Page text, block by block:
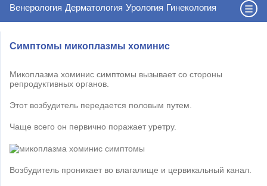
Венерология Дерматология Урология Гинекология
Симптомы микоплазмы хоминис
Микоплазма хоминис симптомы вызывает со стороны
репродуктивных органов.
Этот возбудитель передается половым путем.
Чаще всего он первично поражает уретру.
Возбудитель проникает во влагалище и цервикальный канал.